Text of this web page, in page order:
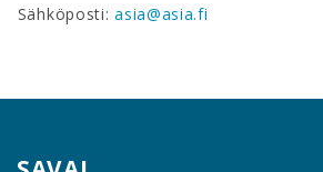
️Sähköposti:asia@asia.fi